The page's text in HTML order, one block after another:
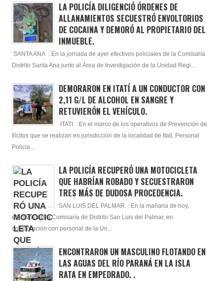
LA POLICÍA DILIGENCIÓ ÓRDENES DE
ALLANAMIENTOS SECUESTRÓ ENVOLTORIOS
DE COCAINA Y DEMORÓ AL PROPIETARIO DEL
INMUEBLE.
SANTA ANA : En la jornada de ayer efectivos policiales de la Comisaría
Distrito Santa Ana junto al Área de Investigación de la Unidad Regi...
DEMORARON EN ITATÍ A UN CONDUCTOR CON
2,11 G/L DE ALCOHOL EN SANGRE Y
RETUVIERÓN EL VEHÍCULO.
ITATI : En el marco de los operativos de Prevención de
Ilícitos que se realizan en jurisdicción de la localidad de Itatí, Personal
Policia...
LA POLICÍA RECUPERÓ UNA MOTOCICLETA
QUE HABRÍAN ROBADO Y SECUESTRARON
TRES MÁS DE DUDOSA PROCEDENCIA.
SAN LUIS DEL PALMAR. : En la mañana de hoy,
efectivos de la Comisaría de Distrito San Luis del Palmar, en
colaboración con personal de la Un...
ENCONTRARON UN MASCULINO FLOTANDO EN
LAS AGUAS DEL RÍO PARANÁ EN LA ISLA
RATA EN EMPEDRADO. .